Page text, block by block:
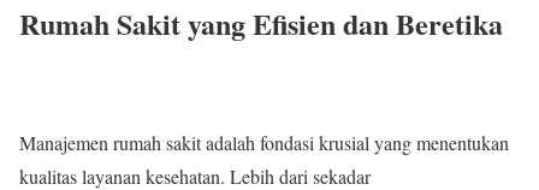
Rumah Sakit yang Efisien dan Beretika
Manajemen rumah sakit adalah fondasi krusial yang menentukan
kualitas layanan kesehatan. Lebih dari sekadar